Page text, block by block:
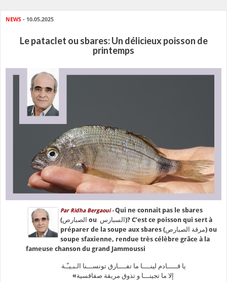
NEWS - 10.05.2025
Le pataclet ou sbares: Un délicieux poisson de
printemps
Par Ridha Bergaoui -Qui ne connait pas le sbares
(الصبارص ou السبارس)? C’est ce poisson qui sert à
préparer de la soupe aux sbares (مرقة الصبارص) ou
soupe sfaxienne, rendue très célèbre grâce à la
fameuse chanson du grand Jammoussi
يا قـــــادم لينــــا ما تفــــارق تونســـنا الـبـيـّـة